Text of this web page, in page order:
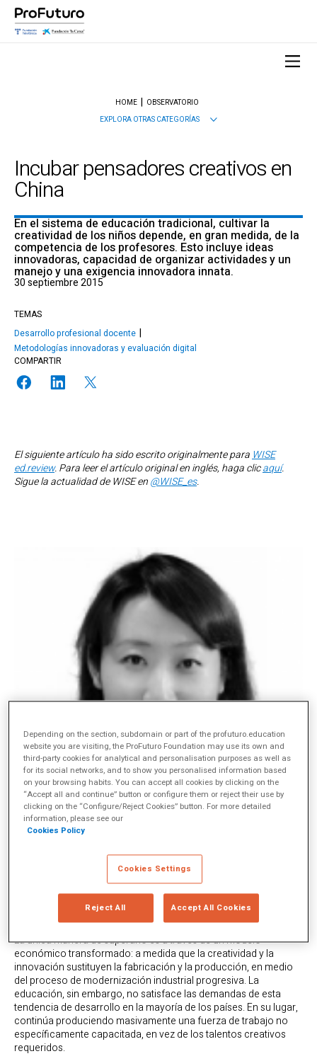
HOME
OBSERVATORIO
EXPLORA OTRAS CATEGORÍAS
Incubar pensadores creativos en
China
En el sistema de educación tradicional, cultivar la
creatividad de los niños depende, en gran medida, de la
competencia de los profesores. Esto incluye ideas
innovadoras, capacidad de organizar actividades y un
manejo y una exigencia innovadora innata.
30 septiembre 2015
TEMAS
Desarrollo profesional docente
Metodologías innovadoras y evaluación digital
COMPARTIR
El siguiente artículo ha sido escrito originalmente para WISE
ed.review. Para leer el artículo original en inglés, haga clicaquí.
Sigue la actualidad de WISE en@WISE_es.
Lin Zhou, periodista China Today
El año 2015 marca una nueva era para el «espíritu empresarial e
innovación» en China. El CEO Stavros N. Yiannouka, de la
Cumbre Mundial de Innovación para la Educación (WISE)
observa en una entrevista reciente que, tanto los países
desarrollados como los en desarrollo, están experimentando un
problemático «cuello de botella» en su crecimiento económico.
La única manera de superarlo es a través de un modelo
económico transformado: a medida que la creatividad y la
innovación sustituyen la fabricación y la producción, en medio
del proceso de modernización industrial progresiva. La
educación, sin embargo, no satisface las demandas de esta
tendencia de desarrollo en la mayoría de los países. En su lugar,
continúa produciendo masivamente una fuerza de trabajo no
específicamente capacitada, en vez de los talentos creativos
requeridos.
Depending on the section, subdomain or part of the profuturo.education
website you are visiting, the ProFuturo Foundation may use its own and
third-party cookies for analytical and personalisation purposes as well as
for its social networks, and to show you personalised information based
on your browsing habits. You can accept all cookies by clicking on the
“Accept all and continue” button or configure them or reject their use by
clicking on the “Configure/Reject Cookies” button. For more detailed
information, please see our
Cookies Policy
Cookies Settings
Reject All Accept All Cookies